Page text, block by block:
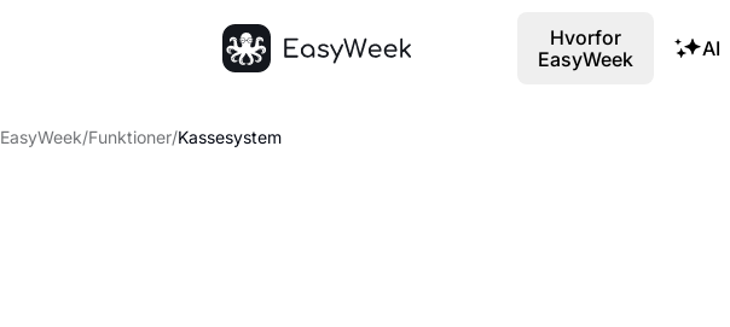
EasyWeek/Funktioner/Kassesystem
Hvorfor
EasyWeek
AI